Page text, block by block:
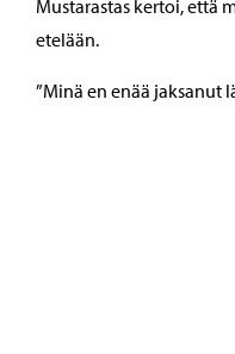
Mustarastas kertoi, että
etelään.
”Minä en enää